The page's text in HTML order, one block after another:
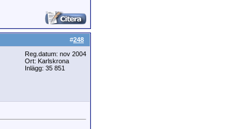
#248
Reg.datum: nov 2004
Ort: Karlskrona
Inlägg: 35 851